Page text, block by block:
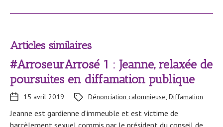
Articles similaires
#ArroseurArrosé 1 : Jeanne, relaxée de
poursuites en diffamation publique
Jeanne est gardienne d’immeuble et est victime de
harcèlement sexuel commis par le président du conseil de
15 avril 2019 Dénonciation calomnieuse, Diffamation